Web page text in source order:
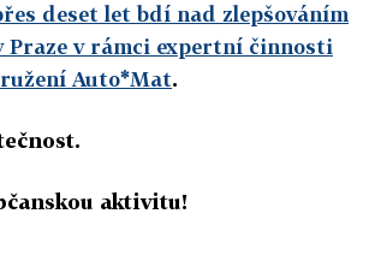
deset let bdí nad zlepšováním
Praze v rámci expertní činnosti
Auto*Mat.
aktivitu!